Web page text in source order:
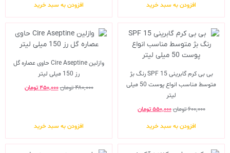
افزودن به سبد خرید افزودن به سبد خرید
بی بی کرم گابرینی SPF 15 رنگ بژ
متوسط مناسب انواع پوست 50 میلی
لیتر
۶۰۰,۰۰۰تومان۵۵۰,۰۰۰ تومان
افزودن به سبد خرید
وازلین Cire Aseptine حاوی عصاره گل
رز 150 میلی لیتر
۴۸۰,۰۰۰تومان۴۵۰,۰۰۰ تومان
افزودن به سبد خرید